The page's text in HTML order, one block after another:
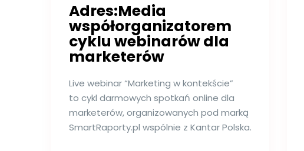
Adres:Media
współorganizatorem
cyklu webinarów dla
marketerów
Live webinar “Marketing w kontekście”
to cykl darmowych spotkań online dla
marketerów, organizowanych pod marką
SmartRaporty.pl wspólnie z Kantar Polska.